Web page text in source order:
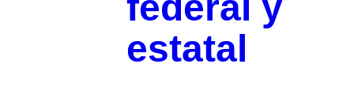
estatal